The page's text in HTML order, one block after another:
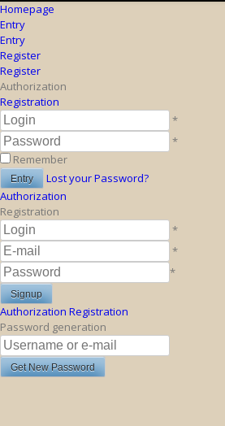
Homepage
Entry
Entry
Register
Register
Authorization
Registration
*
*
Remember
Lost your Password?
Authorization
Registration
*
*
*
Authorization Registration
Password generation